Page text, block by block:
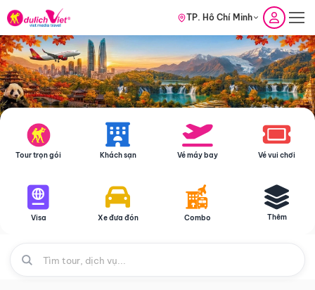
TP. Hồ Chí Minh
Tour trọn gói Khách sạn Vé máy bay Vé vui chơi
Visa Xe đưa đón Combo Thêm